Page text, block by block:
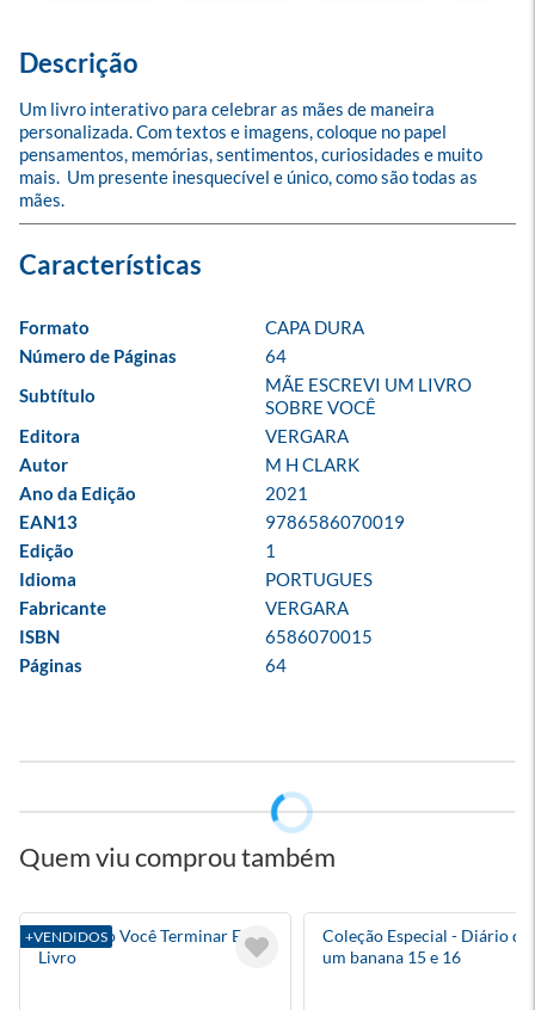
Descrição
Um livro interativo para celebrar as mães de maneira
personalizada. Com textos e imagens, coloque no papel
pensamentos, memórias, sentimentos, curiosidades e muito
mais.  Um presente inesquecível e único, como são todas as
mães.
Formato
CAPA DURA
Número de Páginas
64
Subtítulo
MÃE ESCREVI UM LIVRO
SOBRE VOCÊ
Editora
VERGARA
Autor
M H CLARK
Ano da Edição
2021
EAN13
9786586070019
Edição
1
Idioma
PORTUGUES
Fabricante
VERGARA
ISBN
6586070015
Páginas
64
Quem viu comprou também
+VENDIDOS
Eu Duvido Você Terminar Este
Livro
Coleção Especial - Diário de
um banana 15 e 16